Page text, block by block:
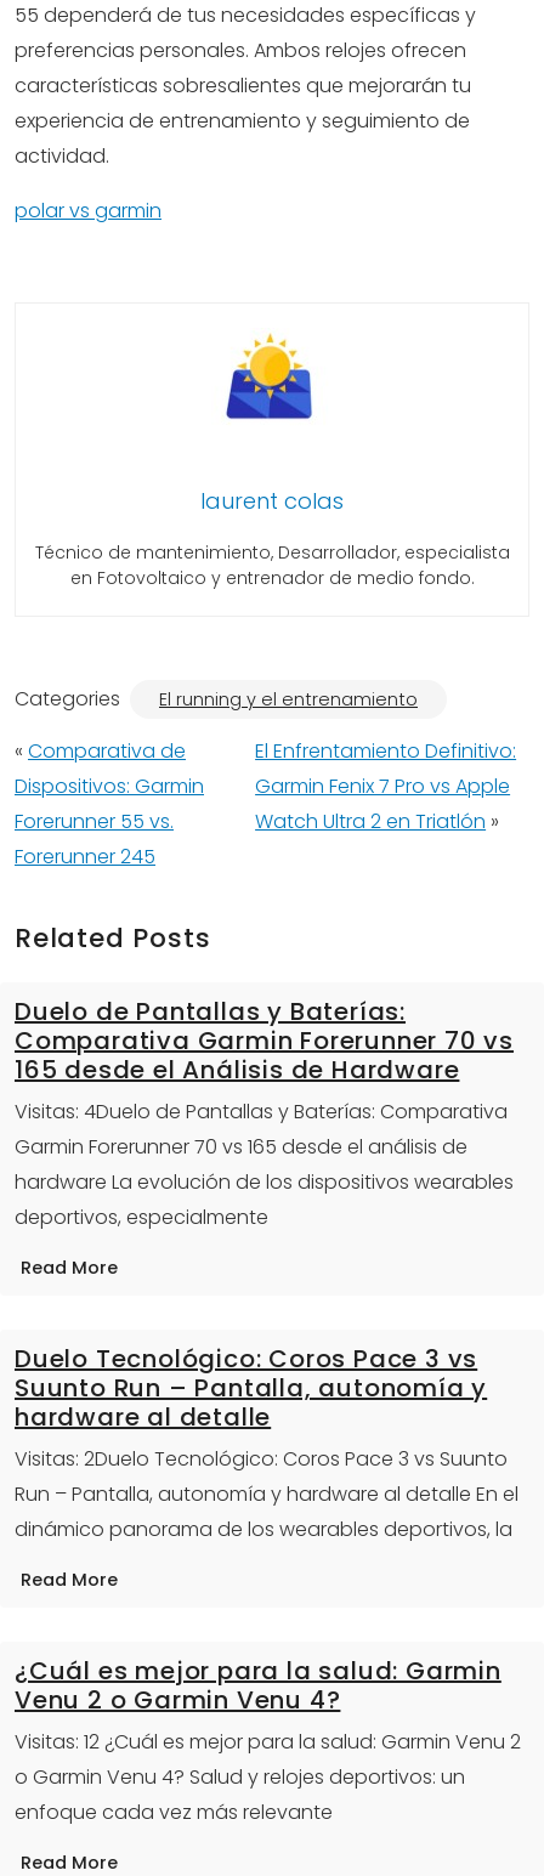
55 dependerá de tus necesidades específicas y
preferencias personales. Ambos relojes ofrecen
características sobresalientes que mejorarán tu
experiencia de entrenamiento y seguimiento de
actividad.
polar vs garmin
laurent colas
Técnico de mantenimiento, Desarrollador, especialista
en Fotovoltaico y entrenador de medio fondo.
Categories El running y el entrenamiento
« Comparativa de
Dispositivos: Garmin
Forerunner 55 vs.
Forerunner 245
El Enfrentamiento Definitivo:
Garmin Fenix 7 Pro vs Apple
Watch Ultra 2 en Triatlón »
Related Posts
Duelo de Pantallas y Baterías:
Comparativa Garmin Forerunner 70 vs
165 desde el Análisis de Hardware
Visitas: 4Duelo de Pantallas y Baterías: Comparativa
Garmin Forerunner 70 vs 165 desde el análisis de
hardware La evolución de los dispositivos wearables
deportivos, especialmente
Read More
Duelo Tecnológico: Coros Pace 3 vs
Suunto Run – Pantalla, autonomía y
hardware al detalle
Visitas: 2Duelo Tecnológico: Coros Pace 3 vs Suunto
Run – Pantalla, autonomía y hardware al detalle En el
dinámico panorama de los wearables deportivos, la
Read More
¿Cuál es mejor para la salud: Garmin
Venu 2 o Garmin Venu 4?
Visitas: 12 ¿Cuál es mejor para la salud: Garmin Venu 2
o Garmin Venu 4? Salud y relojes deportivos: un
enfoque cada vez más relevante
Read More